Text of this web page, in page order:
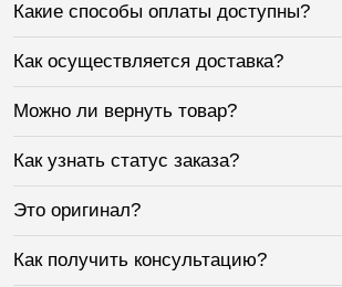
Какие способы оплаты доступны?
Как осуществляется доставка?
Можно ли вернуть товар?
Как узнать статус заказа?
Это оригинал?
Как получить консультацию?